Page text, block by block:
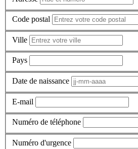
Code postal
Ville
Pays
Date de naissance
E-mail
Numéro de téléphone
Numéro d'urgence